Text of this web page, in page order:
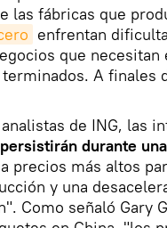
las fábricas que
enfrentan
que
A finales
de ING, las
persistirán durante
precios más altos
y una
Como señaló Gary